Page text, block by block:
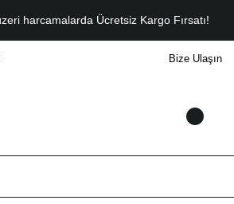
harcamalarda Ücretsiz Kargo Fırsatı!
Bize Ulaşın